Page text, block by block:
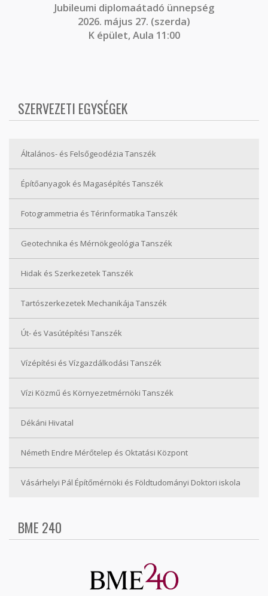
Jubileumi diplomaátadó ünnepség
2026. május 27. (szerda)
K épület, Aula 11:00
SZERVEZETI EGYSÉGEK
Általános- és Felsőgeodézia Tanszék
Építőanyagok és Magasépítés Tanszék
Fotogrammetria és Térinformatika Tanszék
Geotechnika és Mérnökgeológia Tanszék
Hidak és Szerkezetek Tanszék
Tartószerkezetek Mechanikája Tanszék
Út- és Vasútépítési Tanszék
Vízépítési és Vízgazdálkodási Tanszék
Vízi Közmű és Környezetmérnöki Tanszék
Dékáni Hivatal
Németh Endre Mérőtelep és Oktatási Központ
Vásárhelyi Pál Építőmérnöki és Földtudományi Doktori iskola
BME 240